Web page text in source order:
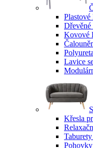
Plastové
Dřevěné
Kovové
Lavice
Křesla